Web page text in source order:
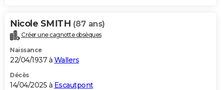
Nicole SMITH (87 ans)
Créer une cagnotte obsèques
Naissance
22/04/1937 à Wallers
Décès
14/04/2025 à Escautpont